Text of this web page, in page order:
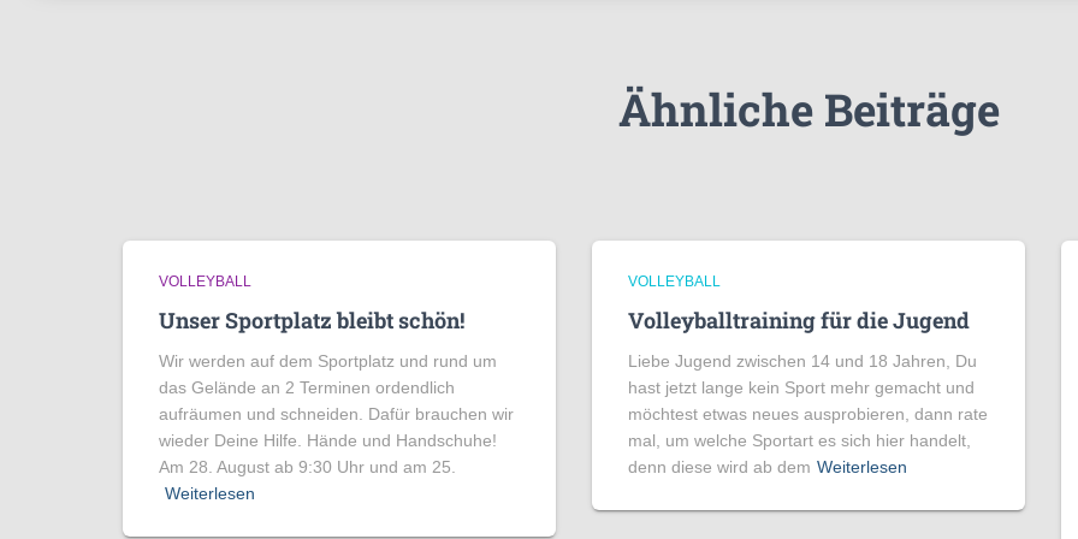
Ähnliche Beiträge
VOLLEYBALL
Unser Sportplatz bleibt schön!
Wir werden auf dem Sportplatz und rund um
das Gelände an 2 Terminen ordendlich
aufräumen und schneiden. Dafür brauchen wir
wieder Deine Hilfe. Hände und Handschuhe!
Am 28. August ab 9:30 Uhr und am 25.
Weiterlesen
VOLLEYBALL
Volleyballtraining für die Jugend
Liebe Jugend zwischen 14 und 18 Jahren, Du
hast jetzt lange kein Sport mehr gemacht und
möchtest etwas neues ausprobieren, dann rate
mal, um welche Sportart es sich hier handelt,
denn diese wird ab dem Weiterlesen